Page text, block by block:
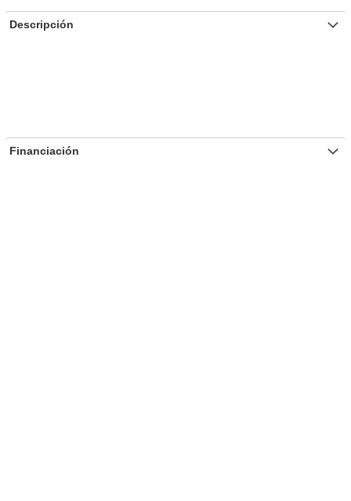
Descripción
Financiación